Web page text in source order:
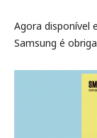
Agora disponível
Samsung é